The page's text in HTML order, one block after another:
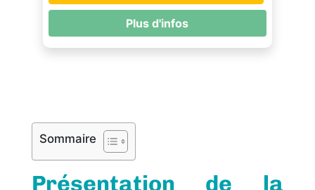
Plus d'infos
Sommaire
Présentation de la